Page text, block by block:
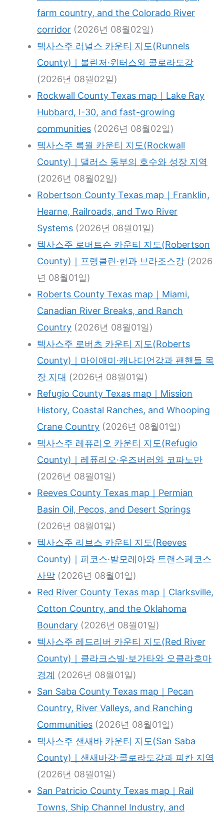
farm country, and the Colorado River
corridor (2026년 08월02일)
텍사스주 러널스 카운티 지도(Runnels
County)｜볼린저·윈터스와 콜로라도강
(2026년 08월02일)
Rockwall County Texas map｜Lake Ray
Hubbard, I-30, and fast-growing
communities (2026년 08월02일)
텍사스주 록월 카운티 지도(Rockwall
County)｜댈러스 동부의 호수와 성장 지역
(2026년 08월02일)
Robertson County Texas map｜Franklin,
Hearne, Railroads, and Two River
Systems (2026년 08월01일)
텍사스주 로버트슨 카운티 지도(Robertson
County)｜프랭클린·헌과 브라조스강 (2026
년 08월01일)
Roberts County Texas map｜Miami,
Canadian River Breaks, and Ranch
Country (2026년 08월01일)
텍사스주 로버츠 카운티 지도(Roberts
County)｜마이애미·캐나디언강과 팬핸들 목
장 지대 (2026년 08월01일)
Refugio County Texas map｜Mission
History, Coastal Ranches, and Whooping
Crane Country (2026년 08월01일)
텍사스주 레퓨리오 카운티 지도(Refugio
County)｜레퓨리오·우즈버러와 코파노만
(2026년 08월01일)
Reeves County Texas map｜Permian
Basin Oil, Pecos, and Desert Springs
(2026년 08월01일)
텍사스주 리브스 카운티 지도(Reeves
County)｜피코스·발모레아와 트랜스페코스
사막 (2026년 08월01일)
Red River County Texas map｜Clarksville,
Cotton Country, and the Oklahoma
Boundary (2026년 08월01일)
텍사스주 레드리버 카운티 지도(Red River
County)｜클라크스빌·보가타와 오클라호마
경계 (2026년 08월01일)
San Saba County Texas map｜Pecan
Country, River Valleys, and Ranching
Communities (2026년 08월01일)
텍사스주 샌새바 카운티 지도(San Saba
County)｜샌새바강·콜로라도강과 피칸 지역
(2026년 08월01일)
San Patricio County Texas map｜Rail
Towns, Ship Channel Industry, and